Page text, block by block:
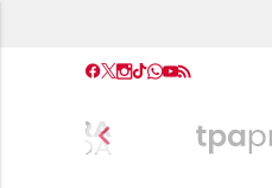
chevron_left